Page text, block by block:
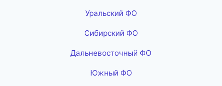
Уральский ФО
Сибирский ФО
Дальневосточный ФО
Южный ФО